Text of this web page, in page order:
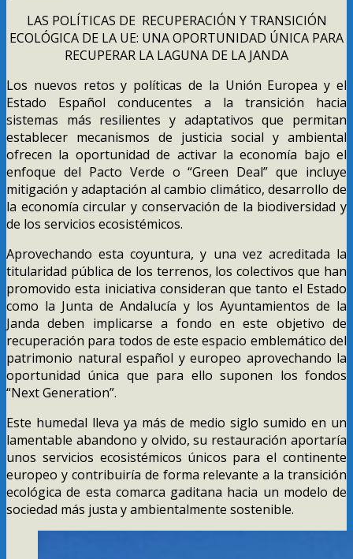
LAS POLÍTICAS DE RECUPERACIÓN Y TRANSICIÓN
ECOLÓGICA DE LA UE: UNA OPORTUNIDAD ÚNICA PARA
RECUPERAR LA LAGUNA DE LA JANDA
Los nuevos retos y políticas de la Unión Europea y el
Estado Español conducentes a la transición hacia
sistemas más resilientes y adaptativos que permitan
establecer mecanismos de justicia social y ambiental
ofrecen la oportunidad de activar la economía bajo el
enfoque del Pacto Verde o “Green Deal” que incluye
mitigación y adaptación al cambio climático, desarrollo de
la economía circular y conservación de la biodiversidad y
de los servicios ecosistémicos.
Aprovechando esta coyuntura, y una vez acreditada la
titularidad pública de los terrenos, los colectivos que han
promovido esta iniciativa consideran que tanto el Estado
como la Junta de Andalucía y los Ayuntamientos de la
Janda deben implicarse a fondo en este objetivo de
recuperación para todos de este espacio emblemático del
patrimonio natural español y europeo aprovechando la
oportunidad única que para ello suponen los fondos
“Next Generation”.
Este humedal lleva ya más de medio siglo sumido en un
lamentable abandono y olvido, su restauración aportaría
unos servicios ecosistémicos únicos para el continente
europeo y contribuiría de forma relevante a la transición
ecológica de esta comarca gaditana hacia un modelo de
sociedad más justa y ambientalmente sostenible.